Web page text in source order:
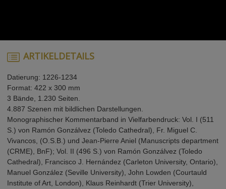
ARTIKELDETAILS
Datierung: 1226-1234
Format: 422 x 300 mm
3 Bände, 1.230 Seiten.
4.887 Szenen mit bildlichen Darstellungen.
Monographischer Kommentarband in Vielfarbendruck: Vol. I (511
S.) von Ramón Gonzálvez (Toledo Cathedral), Fr. Miguel C.
Vivancos, (O.S.B.) und Jean-Pierre Aniel (Manuscripts department
(CRME), BnF); Vol. II (496 S.) von Ramón Gonzálvez (Toledo
Cathedral), Francisco J. Hernández (Carleton University, Ontario),
Manuel González (Seville University), John Lowden (Courtauld
Institute of Art, London), Klaus Reinhardt (Trier University),